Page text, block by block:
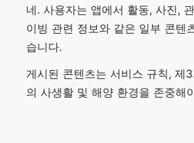
네. 사용자는 앱에서 활동, 사진,
이빙 관련 정보와 같은 일부 콘텐
습니다.
게시된 콘텐츠는 서비스 규칙, 제
의 사생활 및 해양 환경을 존중해